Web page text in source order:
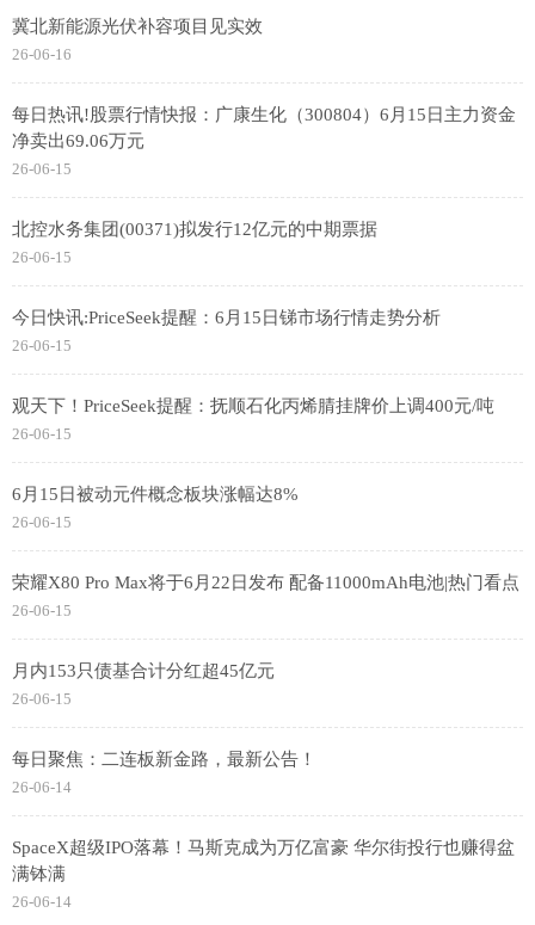
冀北新能源光伏补容项目见实效
26-06-16
每日热讯!股票行情快报：广康生化（300804）6月15日主力资金
净卖出69.06万元
26-06-15
北控水务集团(00371)拟发行12亿元的中期票据
26-06-15
今日快讯:PriceSeek提醒：6月15日锑市场行情走势分析
26-06-15
观天下！PriceSeek提醒：抚顺石化丙烯腈挂牌价上调400元/吨
26-06-15
6月15日被动元件概念板块涨幅达8%
26-06-15
荣耀X80 Pro Max将于6月22日发布 配备11000mAh电池|热门看点
26-06-15
月内153只债基合计分红超45亿元
26-06-15
每日聚焦：二连板新金路，最新公告！
26-06-14
SpaceX超级IPO落幕！马斯克成为万亿富豪 华尔街投行也赚得盆
满钵满
26-06-14